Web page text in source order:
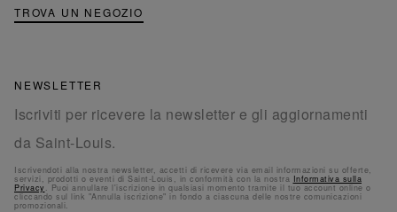
TROVA UN NEGOZIO
NEWSLETTER
Iscriviti per ricevere la newsletter e gli aggiornamenti
da Saint-Louis.
Iscrivendoti alla nostra newsletter, accetti di ricevere via email informazioni su offerte,
servizi, prodotti o eventi di Saint-Louis, in conformità con la nostra Informativa sulla
Privacy . Puoi annullare l'iscrizione in qualsiasi momento tramite il tuo account online o
cliccando sul link "Annulla iscrizione" in fondo a ciascuna delle nostre comunicazioni
promozionali.